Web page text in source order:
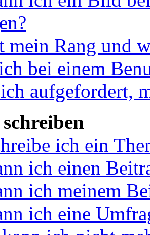
mein Rang und
bei einem
aufgefordert,
ich ein
ich einen
ich meinem
ich eine